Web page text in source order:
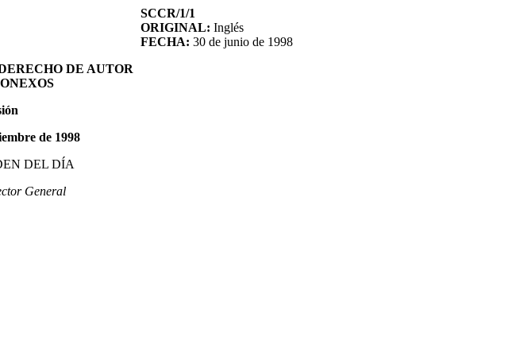
SCCR/1/1
ORIGINAL: Inglés
FECHA: 30 de junio de 1998
DE AUTOR
de 1998
DEL DÍA
General